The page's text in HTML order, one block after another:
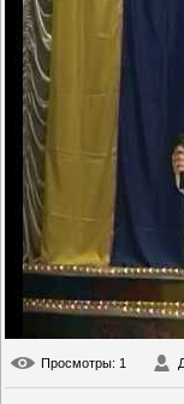
Просмотры: 1